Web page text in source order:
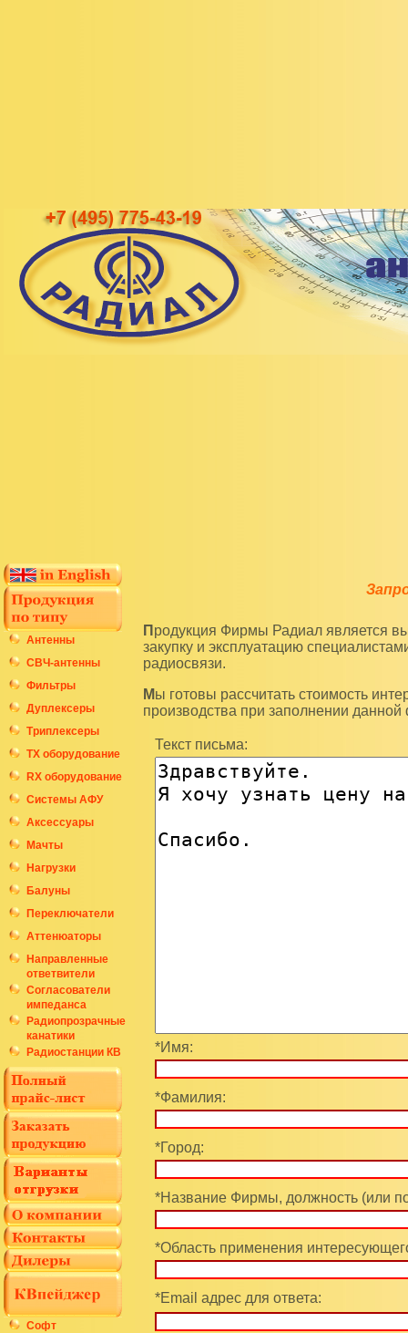
Антенны
СВЧ-антенны
Фильтры
Дуплексеры
Триплексеры
ТХ оборудование
RX оборудование
Системы АФУ
Аксессуары
Мачты
Нагрузки
Балуны
Переключатели
Аттенюаторы
Направленные
ответвители
Согласователи
импеданса
Радиопрозрачные
канатики
Радиостанции КВ
Софт
Продукция Фирмы Радиал является высокотехнологичным оборудованием и подразумевает
закупку и эксплуатацию
радиосвязи.
Мы готовы рассчитать стоимость интересующих вас изделий по последним ценам нашего
производства при заполнении
Текст письма:
*Имя:
*Фамилия:
*Город:
*Название Фирмы, должность (или
*Область применения
*Email адрес для ответа: